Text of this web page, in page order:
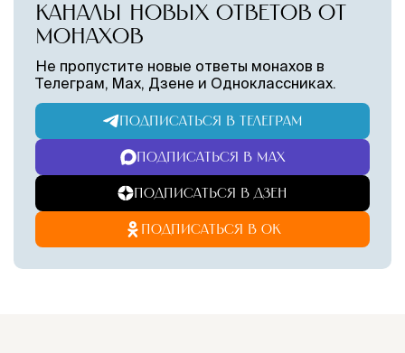
КАНАЛЫ НОВЫХ ОТВЕТОВ ОТ
МОНАХОВ
Не пропустите новые ответы монахов в
Телеграм, Max, Дзене и Одноклассниках.
ПОДПИСАТЬСЯ В ТЕЛЕГРАМ
ПОДПИСАТЬСЯ В MAX
ПОДПИСАТЬСЯ В ДЗЕН
ПОДПИСАТЬСЯ В ОК